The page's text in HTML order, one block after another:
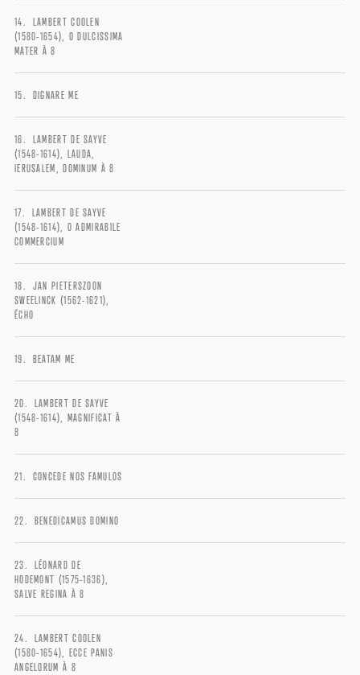
LAMBERT COOLEN
(1580-1654), O DULCISSIMA
MATER À 8
DIGNARE ME
LAMBERT DE SAYVE
(1548-1614), LAUDA,
IERUSALEM, DOMINUM À 8
LAMBERT DE SAYVE
(1548-1614), O ADMIRABILE
COMMERCIUM
JAN PIETERSZOON
SWEELINCK (1562-1621),
ÉCHO
BEATAM ME
LAMBERT DE SAYVE
(1548-1614), MAGNIFICAT À
8
CONCEDE NOS FAMULOS
BENEDICAMUS DOMINO
LÉONARD DE
HODEMONT (1575-1636),
SALVE REGINA À 8
LAMBERT COOLEN
(1580-1654), ECCE PANIS
ANGELORUM À 8